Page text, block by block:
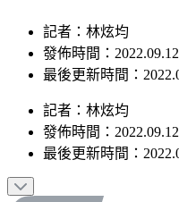
記者：林炫均
發佈時間：
最後更新時間：
記者 ： 林炫均
發佈時間：
最後更新時間：